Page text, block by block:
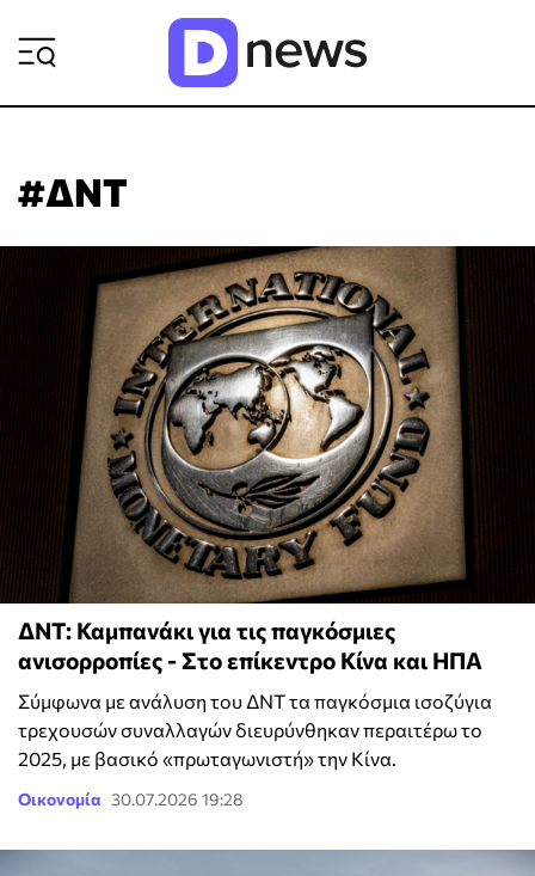
#ΔΝΤ
ΔΝΤ: Καμπανάκι για τις παγκόσμιες
ανισορροπίες - Στο επίκεντρο Κίνα και ΗΠΑ
Σύμφωνα με ανάλυση του ΔΝΤ τα παγκόσμια ισοζύγια
τρεχουσών συναλλαγών διευρύνθηκαν περαιτέρω το
2025, με βασικό «πρωταγωνιστή» την Κίνα.
Οικονομία 30.07.2026 19:28